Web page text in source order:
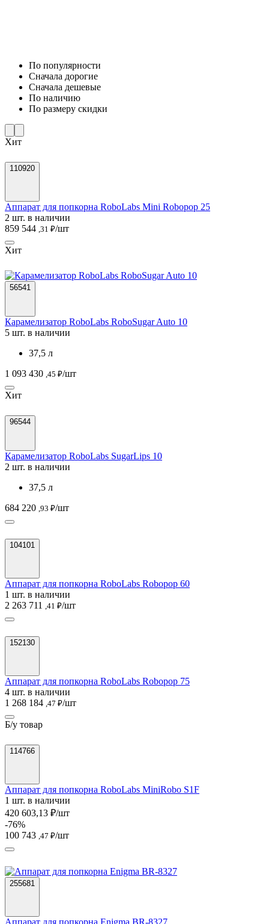
По популярности
Cначала дорогие
Cначала дешевые
По наличию
По размеру скидки
Хит
110920
Аппарат для попкорна RoboLabs Mini Robopop 25
2 шт. в наличии
859 544 ,31 ₽/шт
Хит
56541
Карамелизатор RoboLabs RoboSugar Auto 10
5 шт. в наличии
37,5 л
1 093 430 ,45 ₽/шт
Хит
96544
Карамелизатор RoboLabs SugarLips 10
2 шт. в наличии
37,5 л
684 220 ,93 ₽/шт
104101
Аппарат для попкорна RoboLabs Robopop 60
1 шт. в наличии
2 263 711 ,41 ₽/шт
152130
Аппарат для попкорна RoboLabs Robopop 75
4 шт. в наличии
1 268 184 ,47 ₽/шт
Б/у товар
114766
Аппарат для попкорна RoboLabs MiniRobo S1F
1 шт. в наличии
420 603,13 ₽/шт
-76%
100 743 ,47 ₽/шт
255681